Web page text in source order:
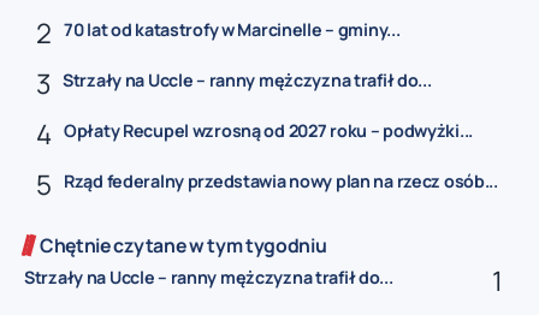
70 lat od katastrofy w Marcinelle – gminy...
Strzały na Uccle – ranny mężczyzna trafił do...
Opłaty Recupel wzrosną od 2027 roku – podwyżki...
Rząd federalny przedstawia nowy plan na rzecz osób...
Chętnie czytane w tym tygodniu
Strzały na Uccle – ranny mężczyzna trafił do...